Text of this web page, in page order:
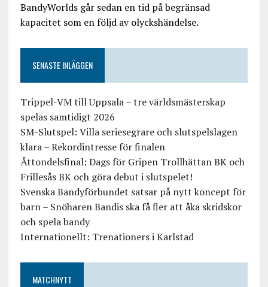
BandyWorlds går sedan en tid på begränsad
kapacitet som en följd av olyckshändelse.
SENASTE INLÄGGEN
Trippel-VM till Uppsala – tre världsmästerskap
spelas samtidigt 2026
SM-Slutspel: Villa seriesegrare och slutspelslagen
klara – Rekordintresse för finalen
Åttondelsfinal: Dags för Gripen Trollhättan BK och
Frillesås BK och göra debut i slutspelet!
Svenska Bandyförbundet satsar på nytt koncept för
barn – Snöharen Bandis ska få fler att åka skridskor
och spela bandy
Internationellt: Trenationers i Karlstad
MATCHNYTT